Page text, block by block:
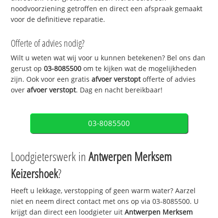
noodvoorziening getroffen en direct een afspraak gemaakt
voor de definitieve reparatie.
Offerte of advies nodig?
Wilt u weten wat wij voor u kunnen betekenen? Bel ons dan
gerust op03-8085500 om te kijken wat de mogelijkheden
zijn. Ook voor een gratisafvoer verstoptofferte of advies
overafvoer verstopt. Dag en nacht bereikbaar!
03-8085500
Loodgieterswerk inAntwerpen Merksem
Keizershoek?
Heeft u lekkage, verstopping of geen warm water? Aarzel
niet en neem direct contact met ons op via 03-8085500. U
krijgt dan direct een loodgieter uitAntwerpen Merksem